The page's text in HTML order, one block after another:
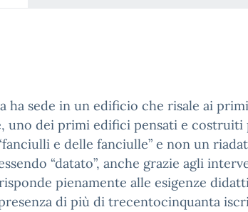
ha sede in un edificio che risale ai
uno dei primi edifici pensati e costruiti
e delle fanciulle” e non un
“datato”, anche grazie agli
pienamente alle esigenze
di più di trecentocinquanta